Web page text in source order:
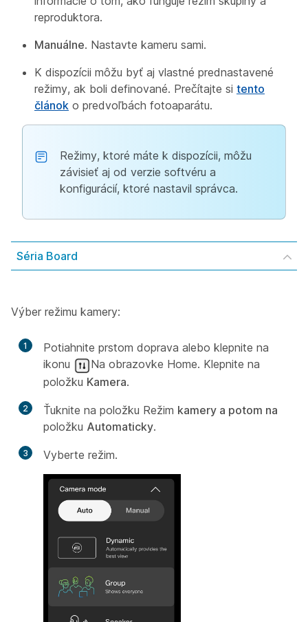
reproduktora.
Manuálne. Nastavte kameru sami.
K dispozícii môžu byť aj vlastné prednastavené
režimy, ak boli definované. Prečítajte si tento
článok o predvoľbách fotoaparátu.
Režimy, ktoré máte k dispozícii, môžu
závisieť aj od verzie softvéru a
konfigurácií, ktoré nastavil správca.
Séria Board
Výber režimu kamery:
1
Potiahnite prstom doprava alebo klepnite na
ikonu
Na obrazovke Home. Klepnite na
položku Kamera.
2 Ťuknite na položku Režim kamery a potom na
položku Automaticky.
3 Vyberte režim.